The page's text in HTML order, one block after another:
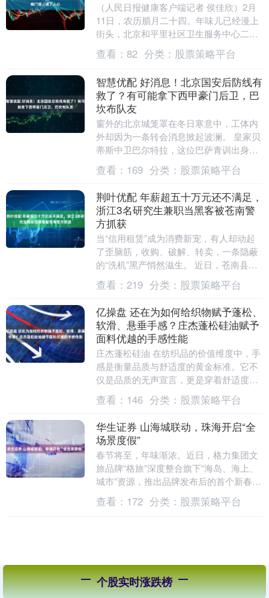
（人民日报健康客户端记者 侯佳欣）2月
11日，农历腊月二十四。年味儿已经漫上
街头，北京和平里社区卫生服务中心二
楼，记忆门诊依然忙碌着。 诊室里问询声
不断，走廊上....
查看： 82 分类： 股票策略平台
智慧优配 好消息！北京国安后防线有
救了？有可能拿下西甲豪门后卫，巴
坎布队友
窗外的北京城笼罩在冬日寒意中，工体内
外却因为一条转会消息掀起波澜。 皇家贝
蒂斯中卫巴尔特拉，这位巴萨青训出身的
西班牙后卫，正与北京国安传出绯闻。 34
岁的年纪，....
查看： 169 分类： 股票策略平台
荆叶优配 年薪超五十万元还不满足，
浙江3名研究生兼职当黑客被苍南警
方抓获
当“信用租赁”成为消费新宠，有人却动起
了歪脑筋，收购、破解、转卖，一条隐蔽
的“洗机”黑产悄然滋生。 近日，苍南县公
安局在“净网2025”专项行动中，成功侦破
一起....
查看： 219 分类： 股票策略平台
亿操盘 还在为如何给织物赋予蓬松、
软滑、悬垂手感？庄杰蓬松硅油赋予
面料优越的手感性能
庄杰蓬松硅油 在纺织品的价值维度中，手
感是衡量品质与舒适度的黄金标准。它不
仅是品质的无声宣言，更是穿着舒适度的
直接体现，它直接关乎穿着体验， 是决定
购买与穿着忠....
查看： 146 分类： 股票策略平台
华生证券 山海城联动，珠海开启“全
场景度假”
春节将至，年味渐浓。近日，格力集团文
旅品牌“格旅”深度整合旗下“海岛、海上、
城市”资源，推出品牌发布后的首个新春系
列活动。活动创新打造“海岛暖冬季、国潮
梦华纪、....
查看： 172 分类： 股票策略平台
个股实时涨跌榜